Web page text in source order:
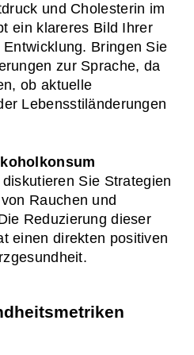
und Cholesterin im
ein klareres Bild Ihrer
Bringen Sie
zur Sprache, da
ob aktuelle
Lebensstiländerungen
Rauchen und
Reduzierung dieser
einen direkten positiven